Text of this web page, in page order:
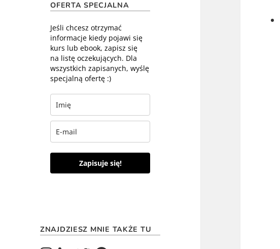
OFERTA SPECJALNA
Jeśli chcesz otrzymać
informacje kiedy pojawi się
kurs lub ebook, zapisz się
na listę oczekujących. Dla
wszystkich zapisanych, wyślę
specjalną ofertę :)
Zapisuje się!
ZNAJDZIESZ MNIE TAKŻE TU